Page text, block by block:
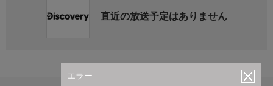
エラー
直近の放送予定はありません